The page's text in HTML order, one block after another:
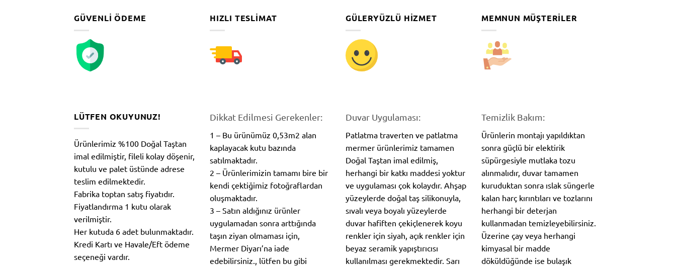
GÜVENLI ÖDEME HIZLI TESLIMAT GÜLERYÜZLÜ HIZMET MEMNUN MÜŞTERILER
LÜTFEN OKUYUNUZ!
Ürünlerimiz %100 Doğal Taştan
imal edilmiştir, fileli kolay döşenir,
kutulu ve palet üstünde adrese
teslim edilmektedir.
Fabrika toptan satış fiyatıdır.
Fiyatlandırma 1 kutu olarak
verilmiştir.
Her kutuda 6 adet bulunmaktadır.
Kredi Kartı ve Havale/Eft ödeme
seçeneği vardır.
Dikkat Edilmesi Gerekenler:
1 – Bu ürünümüz 0,53m2 alan
kaplayacak kutu bazında
satılmaktadır.
2 – Ürünlerimizin tamamı bire bir
kendi çektiğimiz fotoğraflardan
oluşmaktadır.
3 – Satın aldığınız ürünler
uygulamadan sonra arttığında
taşın ziyan olmaması için,
Mermer Diyarı’na iade
edebilirsiniz., lütfen bu gibi
Duvar Uygulaması:
Patlatma traverten ve patlatma
mermer ürünlerimiz tamamen
Doğal Taştan imal edilmiş,
herhangi bir katkı maddesi yoktur
ve uygulaması çok kolaydır. Ahşap
yüzeylerde doğal taş silikonuyla,
sıvalı veya boyalı yüzeylerde
duvar hafiften çekiçlenerek koyu
renkler için siyah, açık renkler için
beyaz seramik yapıştırıcısı
kullanılması gerekmektedir. Sarı
Temizlik Bakım:
Ürünlerin montajı yapıldıktan
sonra güçlü bir elektirik
süpürgesiyle mutlaka tozu
alınmalıdır, duvar tamamen
kuruduktan sonra ıslak süngerle
kalan harç kırıntıları ve tozlarını
herhangi bir deterjan
kullanmadan temizleyebilirsiniz.
Üzerine çay veya herhangi
kimyasal bir madde
döküldüğünde ise bulaşık